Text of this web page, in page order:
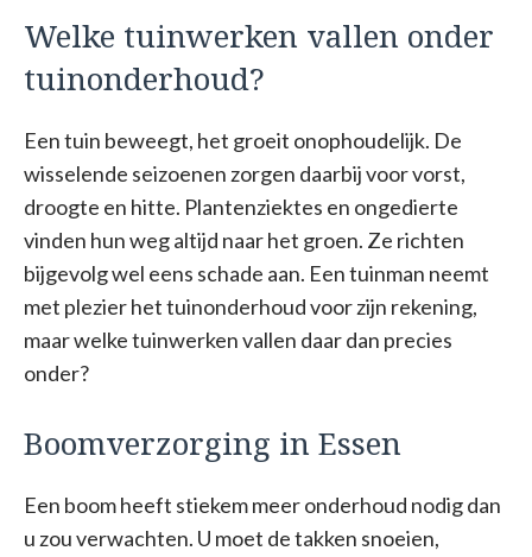
Welke tuinwerken vallen onder
tuinonderhoud?
Een tuin beweegt, het groeit onophoudelijk. De
wisselende seizoenen zorgen daarbij voor vorst,
droogte en hitte. Plantenziektes en ongedierte
vinden hun weg altijd naar het groen. Ze richten
bijgevolg wel eens schade aan. Een tuinman neemt
met plezier het tuinonderhoud voor zijn rekening,
maar welke tuinwerken vallen daar dan precies
onder?
Boomverzorging in Essen
Een boom heeft stiekem meer onderhoud nodig dan
u zou verwachten. U moet de takken snoeien,